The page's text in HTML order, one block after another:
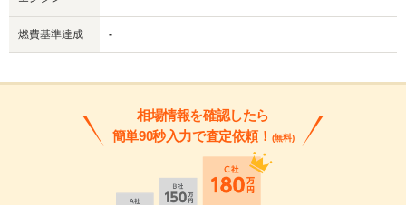
燃費基準達成 -
相場情報を確認したら
簡単90秒入力で査定依頼！ (無料)